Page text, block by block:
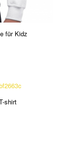
für Kidz
shirt